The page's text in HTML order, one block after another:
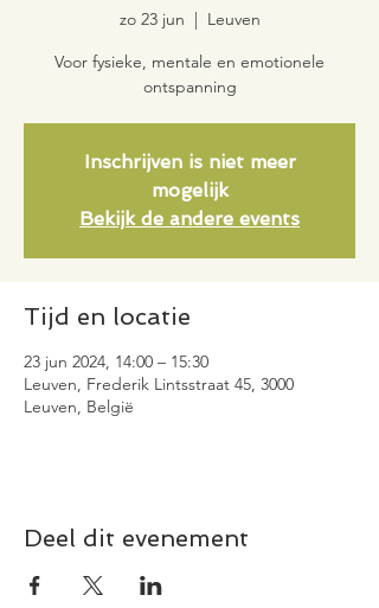
zo 23 jun
  |
Leuven
Voor fysieke, mentale en emotionele
ontspanning
Inschrijven is niet meer
mogelijk
Bekijk de andere events
Tijd en locatie
23 jun 2024, 14:00 – 15:30
Leuven, Frederik Lintsstraat 45, 3000
Leuven, België
Deel dit evenement